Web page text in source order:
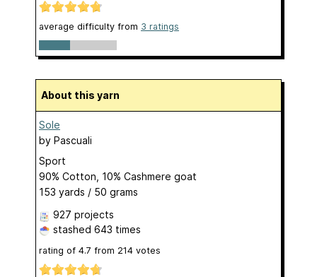
average difficulty from 3 ratings
About this yarn
Sole
by Pascuali
Sport
90% Cotton, 10% Cashmere goat
153 yards / 50 grams
927 projects
stashed 643 times
rating of 4.7 from 214 votes